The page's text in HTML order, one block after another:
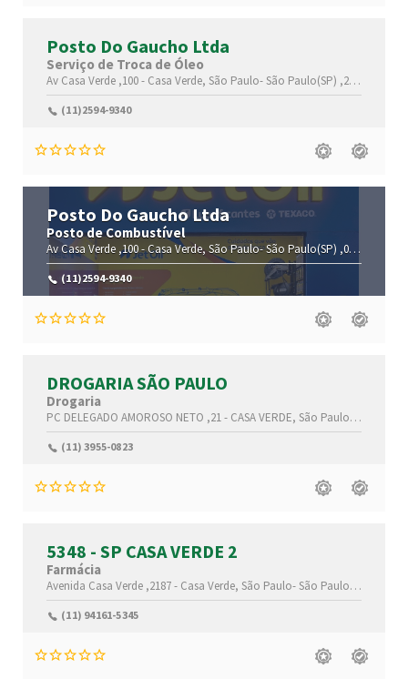
Posto Do Gaucho Ltda
Serviço de Troca de Óleo
Av Casa Verde ,100 - Casa Verde, São Paulo-São Paulo(SP) ,25200-000
(11)2594-9340
Posto Do Gaucho Ltda
Posto de Combustível
Av Casa Verde ,100 -Casa Verde, São Paulo-São Paulo(SP) ,02520-000
(11)2594-9340
DROGARIA SÃO PAULO
Drogaria
PC DELEGADO AMOROSO NETO ,21 - CASA VERDE, São Paulo- São
(11) 3955-0823
5348 - SP CASA VERDE 2
Farmácia
Avenida Casa Verde ,2187 - Casa Verde, São Paulo-São Paulo(SP)
(11) 94161-5345